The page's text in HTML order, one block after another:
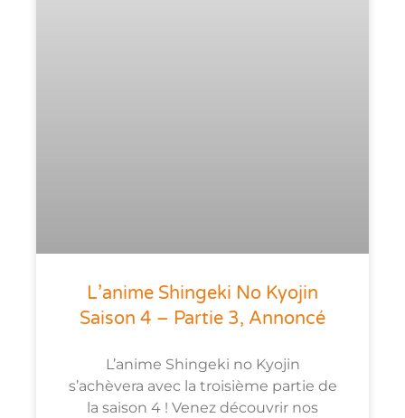
L’anime Shingeki No Kyojin
Saison 4 – Partie 3, Annoncé
L’anime Shingeki no Kyojin
s’achèvera avec la troisième partie de
la saison 4 ! Venez découvrir nos